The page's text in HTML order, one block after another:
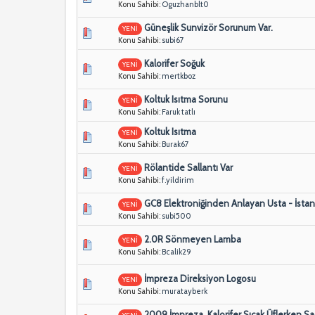
Konu Sahibi: Oguzhanblt0
YENİ Güneşlik Sunvizör Sorunum Var.
Konu Sahibi: subi67
YENİ Kalorifer Soğuk
Konu Sahibi: mertkboz
YENİ Koltuk Isıtma Sorunu
Konu Sahibi: Faruk tatlı
YENİ Koltuk Isıtma
Konu Sahibi: Burak67
YENİ Rölantide Sallantı Var
Konu Sahibi:f.yildirim
YENİ GC8 Elektroniğinden Anlayan Usta -
Konu Sahibi: subi500
YENİ 2.0R Sönmeyen Lamba
Konu Sahibi: Bcalik29
YENİ İmpreza Direksiyon Logosu
Konu Sahibi: muratayberk